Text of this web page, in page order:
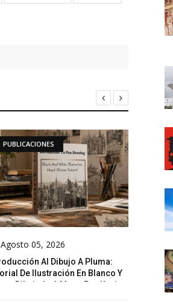
Y
ILUSTRACIONES DIARIAS
Agosto 05, 2026
La Grieta